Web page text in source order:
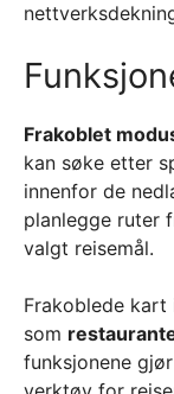
Frakoblet
kan søke etter
innenfor de
planlegge ruter
valgt reisemål.
Frakoblede kart
som
funksjonene